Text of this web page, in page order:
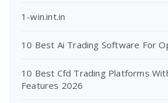
1-win.int.in
10 Best Ai Trading Software For
10 Best Cfd Trading Platforms
Features 2026